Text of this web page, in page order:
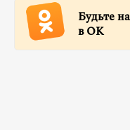
Будьте
в ОК